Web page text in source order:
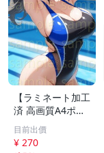
【ラミネート加工
済 高画質A4ポス
ター】1583 AI美
女 イラスト ポス
ター セクシー か
目前出價
¥ 270